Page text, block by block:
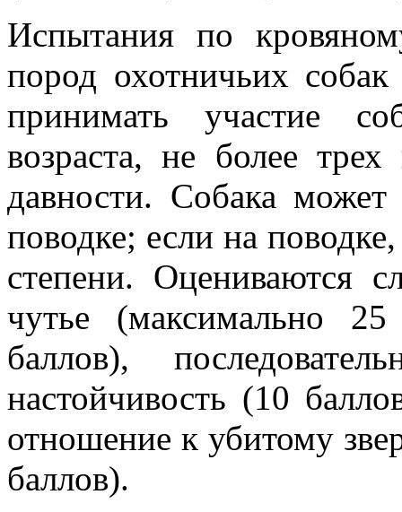
Испытания по
пород охотничьих
принимать участие
возраста, не более
давности. Собака
поводке; если на
степени. Оцениваются
чутье (максимально
баллов),
настойчивость (10
отношение к убитому
баллов).